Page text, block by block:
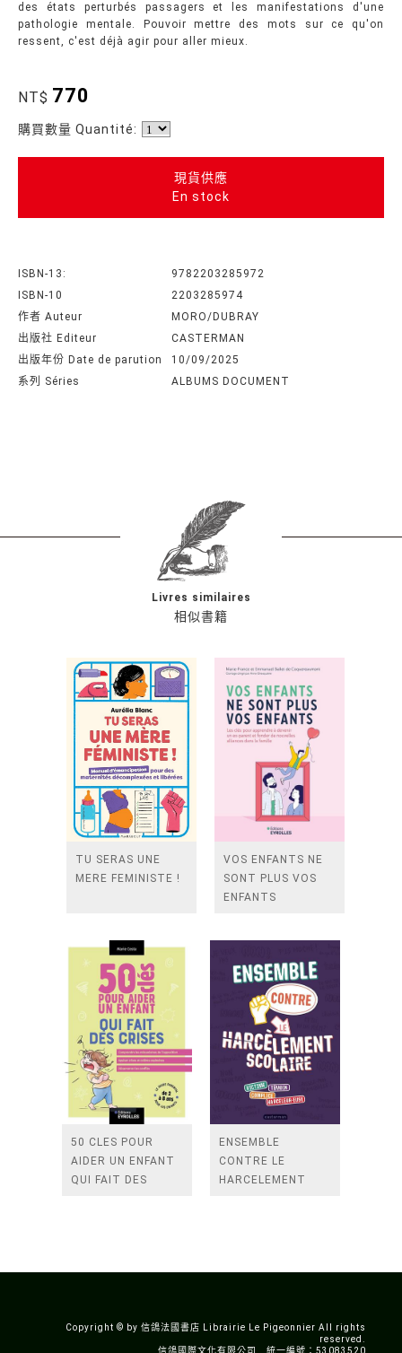
des états perturbés passagers et les manifestations d'une
pathologie mentale. Pouvoir mettre des mots sur ce qu'on
ressent, c'est déjà agir pour aller mieux.
NT$ 770
購買數量 Quantité:
現貨供應
En stock
ISBN-13:
9782203285972
ISBN-10
2203285974
作者 Auteur
MORO/DUBRAY
出版社 Editeur
CASTERMAN
出版年份 Date de parution
10/09/2025
系列 Séries
ALBUMS DOCUMENT
相似書籍
Livres similaires
TU SERAS UNE
MERE FEMINISTE !
VOS ENFANTS NE
SONT PLUS VOS
ENFANTS
50 CLES POUR
AIDER UN ENFANT
QUI FAIT DES
ENSEMBLE
CONTRE LE
HARCELEMENT
Copyright © by 信鴿法國書店 Librairie Le Pigeonnier All rights
reserved.
信鴿國際文化有限公司 統一編號：53083520